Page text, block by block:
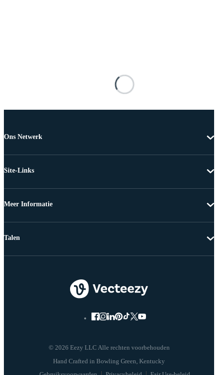
Ons Netwerk
Site-Links
Meer Informatie
© 2026 Eezy LLC Alle rechten voorbehouden
Talen